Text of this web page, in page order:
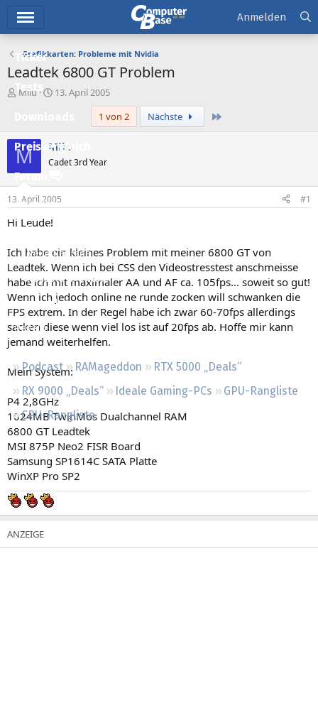
Ticker
Tests
Preisvergleich
Forum
Aktuelles
Empfohlene Inhalte
Neue Beiträge
Neueste Aktivitäten
Leserartikel
Regeln
Podcast RAMageddon
RTX 5000 „Deals“
RX 9000 „Deals“
Ideale Gaming-PCs
GPU-Rangliste
CPU-Rangliste
Anmelden
Grafikkarten: Probleme mit Nvidia
Leadtek 6800 GT Problem
E
e
l
e
Milu
E
e
l
a
m
13. April 2005
1 von 2
Nächste
M Milu
Cadet 3rd Year
13. April 2005 #1
Hi Leude!
Ich habe ein kleines Problem mit meiner 6800 GT von
Leadtek. Wenn ich bei CSS den Videostresstest anschmeisse
habe ich mit maximaler AA und AF ca. 105fps... soweit so gut!
Wenn ich jedoch online ne runde zocken will schwanken die
FPS extrem. In der Regel habe ich zwar 60-70fps allerdings
sacken diese wenn viel los ist auf 20fps ab. Hoffe mir kann
jemand weiterhelfen.
Mein System:
P4 2,8GHz
1024MB TwinMos Dualchannel RAM
6800 GT Leadtek
MSI 875P Neo2 FISR Board
Samsung SP1614C SATA Platte
WinXP Pro SP2